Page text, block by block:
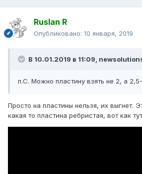
Ruslan R
Опубликовано: 10 января, 2019
В 10.01.2019 в 11:09,
п.С. Можно пластину взять не 2, а
Просто на пластины нельзя, их выгнет.
какая то пластина ребристая, вот как